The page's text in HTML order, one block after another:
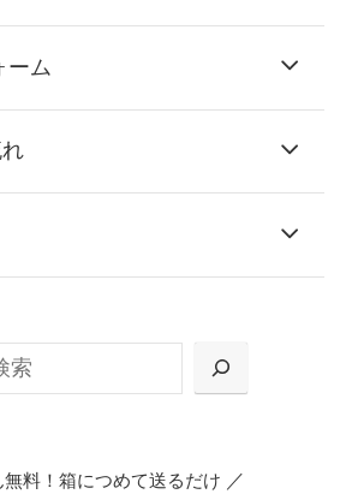
ーム
要の「集荷申込」からお選び
無料！箱につめて送るだけ ／